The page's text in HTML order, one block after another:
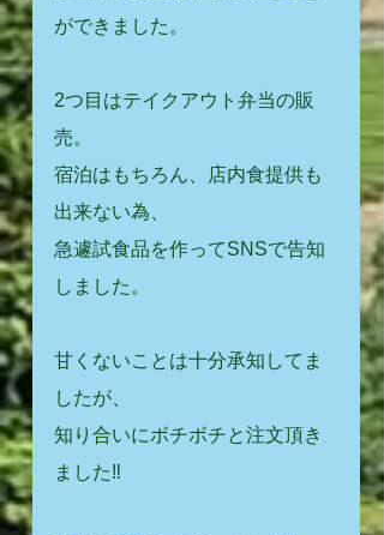
ができました。
2つ目はテイクアウト弁当の販
売。
宿泊はもちろん、店内食提供も
出来ない為、
急遽試食品を作ってSNSで告知
しました。
甘くないことは十分承知してま
したが、
知り合いにボチボチと注文頂き
ました‼️